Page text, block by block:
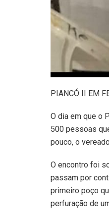
PIANCÓ II EM
O dia em que o
500 pessoas
pouco, o
O encontro foi
passam por
primeiro poço
perfuração de